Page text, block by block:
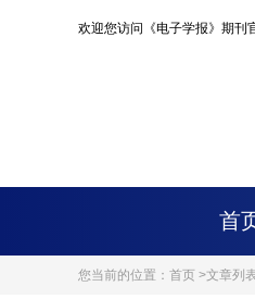
欢迎您访问《电子学报》期刊
首
您当前的位置： 首页 >文章列